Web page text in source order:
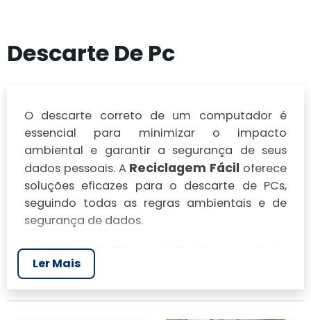
Descarte De Pc
O descarte correto de um computador é
essencial para minimizar o impacto
ambiental e garantir a segurança de seus
dados pessoais. A Reciclagem Fácil oferece
soluções eficazes para o descarte de PCs,
seguindo todas as regras ambientais e de
segurança de dados.
COMO DESCARTAR UM PC
DE FORMA SEGURA?
Antes de levar seu computador para um
Ler Mais